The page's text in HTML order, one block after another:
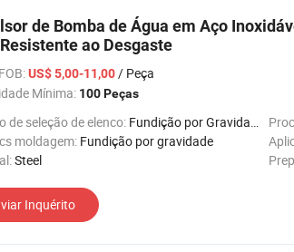
de Bomba de Água em Aço
ao Desgaste
US$ 5,00-11,00 / Peça
Mínima: 100 Peças
de seleção de elenco: Fundição por Gravidade Térmica
moldagem: Fundição por gravidade
Steel
Inquérito